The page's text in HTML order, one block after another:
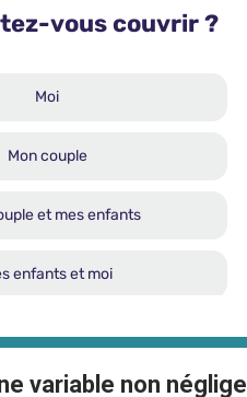
variable non